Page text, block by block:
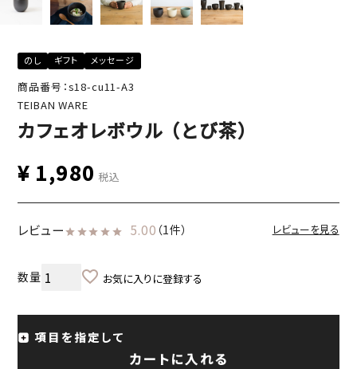
のし ギフト メッセージ
商品番号：s18-cu11-A3
TEIBAN WARE
カフェオレボウル （とび茶）
¥ 1,980 税込
レビュー 5.00 （1件） レビューを見る
お気に入りに登録する
項目を指定して
カートに入れる